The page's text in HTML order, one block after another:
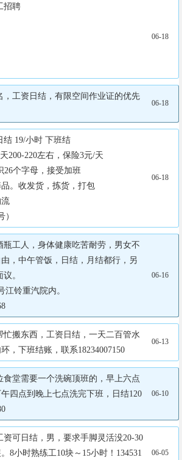
招聘
06-18
，工资日结，有限空间作业证的优先
06-18
结 19/小时 下班结
200-220左右，保险3元/天
26个字母，接受加班
。收发货，拣货，打包
）
06-18
瓶工人，身体健康吃苦耐劳，男女不
，中午管饭，日结，月结都行，另
。
江铃重汽院内。
06-16
忙搬东西，工资日结，一天二百管水
，下班结账，联系18234007150
06-13
食堂需要一个洗碗顶班的，早上六点
四点到晚上七点洗完下班，日结120
06-10
资可日结，男，要求手脚灵活没20-30
8小时熟练工10块～15小时！134531
06-05